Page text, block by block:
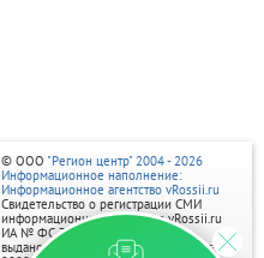
© ООО "Регион центр" 2004 - 2026
Информационное наполнение:
Информационное агентство vRossii.ru
Свидетельство о регистрации СМИ
информационного агентства vRossii.ru
ИА № ФС 77‑35502
выдано РОСКОМНАДЗОРом 04 марта